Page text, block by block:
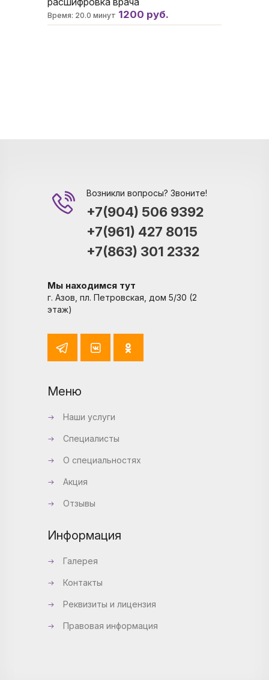
Время: 20.0 минут 1200 руб.
Возникли вопросы? Звоните!
+7(904) 506 9392
+7(961) 427 8015
+7(863) 301 2332
Мы находимся тут
г. Азов, пл. Петровская, дом 5/30 (2
этаж)
Меню
Наши услуги
Специалисты
О специальностях
Акция
Отзывы
Информация
Галерея
Контакты
Реквизиты и лицензия
Правовая информация